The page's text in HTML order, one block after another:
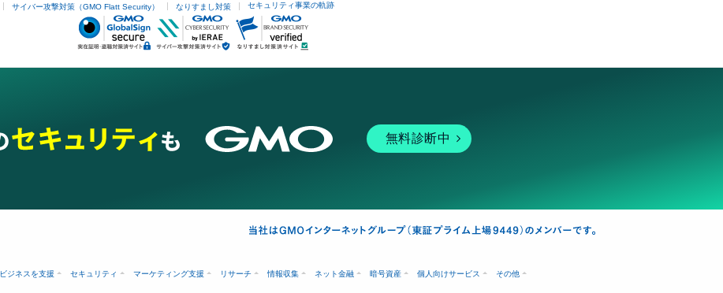
サイバー攻撃対策（GMO Flatt Security） なりすまし対策 セキュリティ事業の軌跡
無料診断中
ビジネスを支援 セキュリティ マーケティング支援 リサーチ 情報収集 ネット金融 暗号資産 個人向けサービス その他